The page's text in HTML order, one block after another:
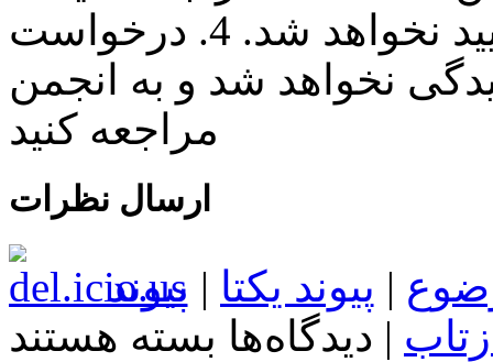
نظرات به صورت فینگلیش تایید نخواهد شد. 4. درخواست
نخواهد شد و به انجمن
مراجعه کنید
ارسال نظرات
| پیوند یکتا | پیوند
| دیدگاه‌هابرای
Mozilla
بسته هستند